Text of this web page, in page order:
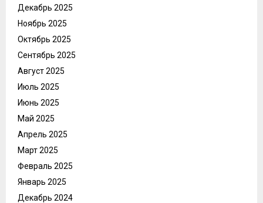
Декабрь 2025
Ноябрь 2025
Октябрь 2025
Сентябрь 2025
Август 2025
Июль 2025
Июнь 2025
Май 2025
Апрель 2025
Март 2025
Февраль 2025
Январь 2025
Декабрь 2024